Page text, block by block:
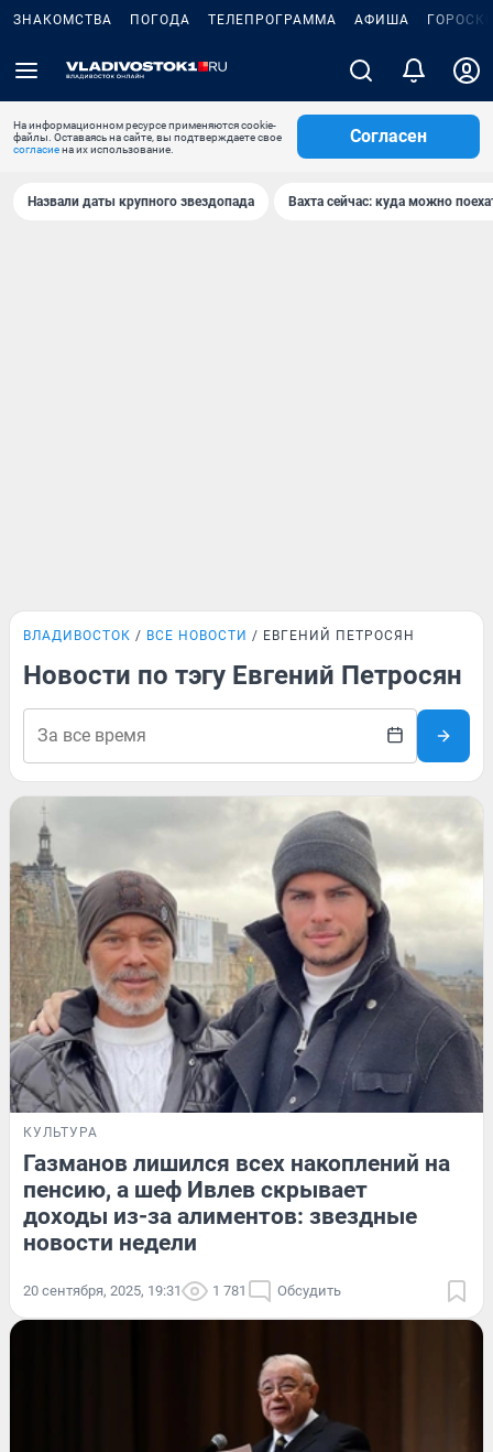
ЗНАКОМСТВА ПОГОДА ТЕЛЕПРОГРАММА АФИША
На информационном ресурсе применяются cookie-
файлы. Оставаясь на сайте, вы подтверждаете свое
согласиена их использование.
Согласен
Назвали даты крупного звездопада Вахта сейчас: куда можно
ВЛАДИВОСТОК ВСЕ НОВОСТИ ЕВГЕНИЙ ПЕТРОСЯН
Новости по тэгу Евгений Петросян
КУЛЬТУРА
Газманов лишился всех накоплений на
пенсию, а шеф Ивлев скрывает
доходы из-за алиментов: звездные
новости недели
20 сентября, 2025, 19:31 1 781 Обсудить